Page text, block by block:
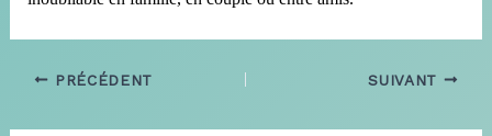
PRÉCÉDENT SUIVANT